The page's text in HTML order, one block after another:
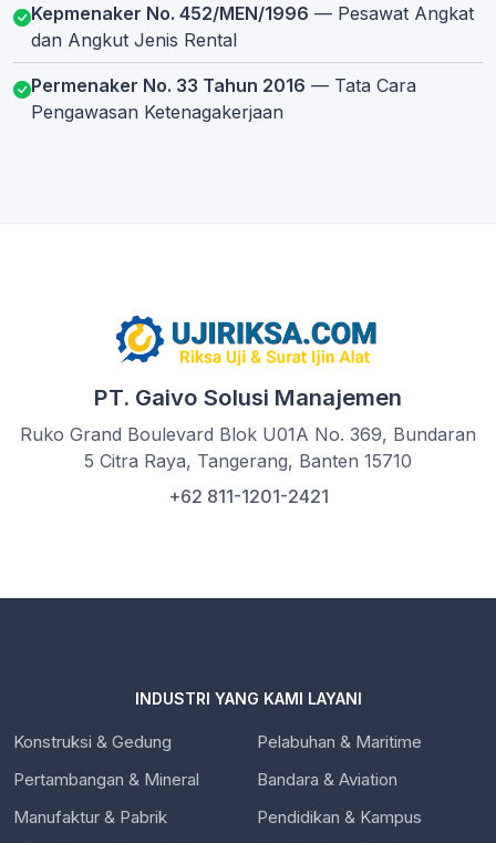
Kepmenaker No. 452/MEN/1996 — Pesawat Angkat
dan Angkut Jenis Rental
Permenaker No. 33 Tahun 2016 — Tata Cara
Pengawasan Ketenagakerjaan
PT. Gaivo Solusi Manajemen
Ruko Grand Boulevard Blok U01A No. 369, Bundaran
5 Citra Raya, Tangerang, Banten 15710
+62 811-1201-2421
INDUSTRI YANG KAMI LAYANI
Konstruksi & Gedung
Pertambangan & Mineral
Manufaktur & Pabrik
Pelabuhan & Maritime
Bandara & Aviation
Pendidikan & Kampus